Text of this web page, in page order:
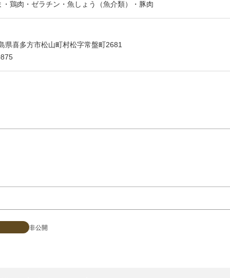
鶏肉・ゼラチン・魚しょう（魚介類）・豚肉
喜多方市松山町村松字常盤町2681
非公開